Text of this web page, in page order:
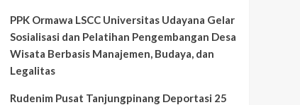
PPK Ormawa LSCC Universitas Udayana Gelar
Sosialisasi dan Pelatihan Pengembangan Desa
Wisata Berbasis Manajemen, Budaya, dan
Legalitas
Rudenim Pusat Tanjungpinang Deportasi 25